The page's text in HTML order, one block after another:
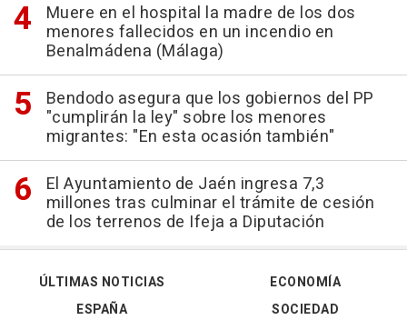
Muere en el hospital la madre de los dos
menores fallecidos en un incendio en
Benalmádena (Málaga)
Bendodo asegura que los gobiernos del PP
"cumplirán la ley" sobre los menores
migrantes: "En esta ocasión también"
El Ayuntamiento de Jaén ingresa 7,3
millones tras culminar el trámite de cesión
de los terrenos de Ifeja a Diputación
ÚLTIMAS NOTICIAS
ESPAÑA
ECONOMÍA
SOCIEDAD